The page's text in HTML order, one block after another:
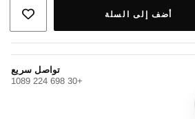
أضف إلى السلة
تواصل سريع
+30 698 224 1089